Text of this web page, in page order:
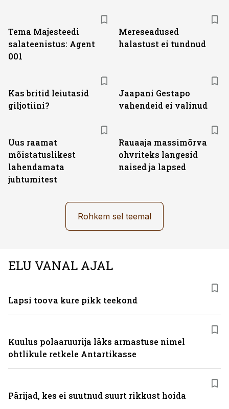
Tema Majesteedi
salateenistus: Agent
001
Mereseadused
halastust ei tundnud
Kas britid leiutasid
giljotiini?
Jaapani Gestapo
vahendeid ei valinud
Uus raamat
mõistatuslikest
lahendamata
juhtumitest
Rauaaja massimõrva
ohvriteks langesid
naised ja lapsed
Rohkem sel teemal
ELU VANAL AJAL
Lapsi toova kure pikk teekond
Kuulus polaaruurija läks armastuse nimel
ohtlikule retkele Antartikasse
Pärijad, kes ei suutnud suurt rikkust hoida